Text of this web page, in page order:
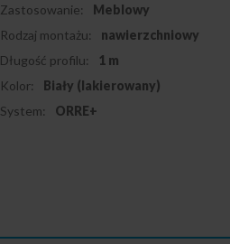
Zastosowanie:
Meblowy
Rodzaj montażu:
nawierzchniowy
Długość profilu:
1 m
Kolor:
Biały (lakierowany)
System:
ORRE+